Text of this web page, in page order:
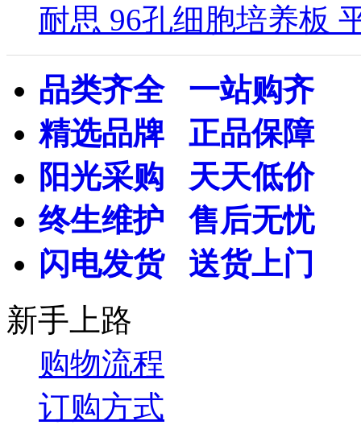
耐思 96孔细胞培养板
品类齐全 一站购齐
精选品牌 正品保障
阳光采购 天天低价
终生维护 售后无忧
闪电发货 送货上门
新手上路
购物流程
订购方式